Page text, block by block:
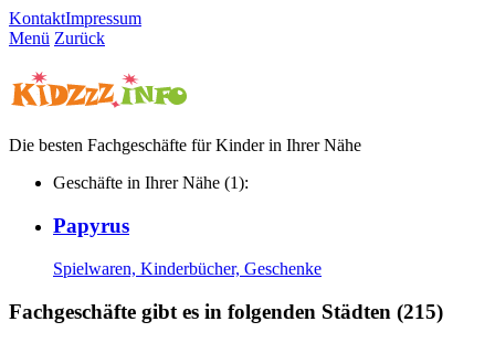
KontaktImpressum
Menü Zurück
Die besten Fachgeschäfte für Kinder in Ihrer Nähe
Geschäfte in Ihrer Nähe (1):
Papyrus
Spielwaren, Kinderbücher, Geschenke
Fachgeschäfte gibt es in folgenden Städten (215)